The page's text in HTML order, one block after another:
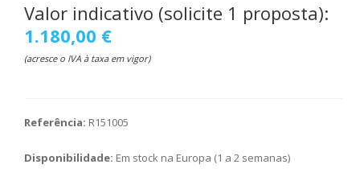
Valor indicativo (solicite 1 proposta):
1.180,00 €
(acresce o IVA à taxa em vigor)
Referência: R151005
Disponibilidade: Em stock na Europa (1 a 2 semanas)